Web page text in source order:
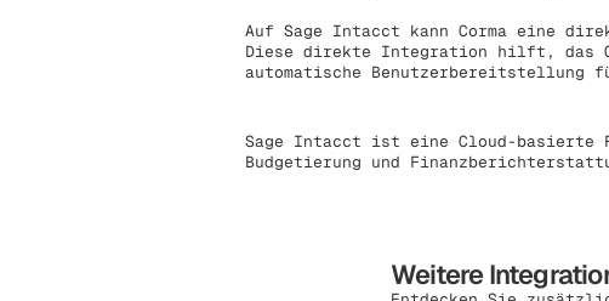
Auf Sage Intacct kann Corma eine
Diese direkte Integration hilft, das
automatische Benutzerbereitstellung
Sage Intacct ist eine Cloud-basierte
Budgetierung und
Weitere